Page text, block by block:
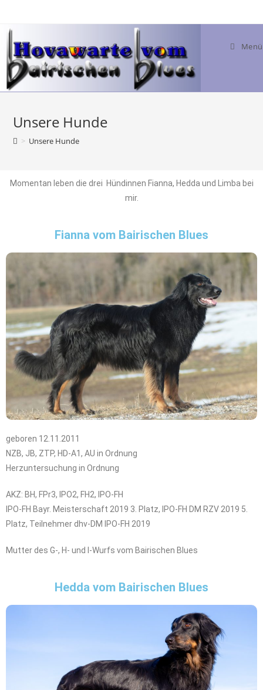
Menü
Unsere Hunde
> Unsere Hunde
Momentan leben die drei Hündinnen Fianna, Hedda und Limba bei
mir.
Fianna vom Bairischen Blues
geboren 12.11.2011
NZB, JB, ZTP, HD-A1, AU in Ordnung
Herzuntersuchung in Ordnung
AKZ: BH, FPr3, IPO2, FH2, IPO-FH
IPO-FH Bayr. Meisterschaft 2019 3. Platz, IPO-FH DM RZV 2019 5.
Platz, Teilnehmer dhv-DM IPO-FH 2019
Mutter des G-, H- und I-Wurfs vom Bairischen Blues
Hedda vom Bairischen Blues